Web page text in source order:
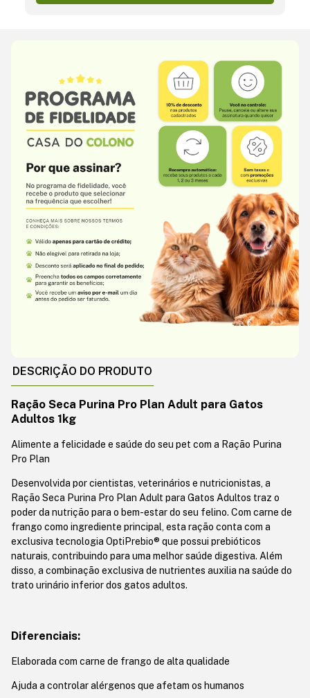
DESCRIÇÃO DO PRODUTO
Ração Seca Purina Pro Plan Adult para Gatos
Adultos 1kg
Alimente a felicidade e saúde do seu pet com a Ração Purina
Pro Plan
Desenvolvida por cientistas, veterinários e nutricionistas, a
Ração Seca Purina Pro Plan Adult para Gatos Adultos traz o
poder da nutrição para o bem-estar do seu felino. Com carne de
frango como ingrediente principal, esta ração conta com a
exclusiva tecnologia OptiPrebio® que possui prebióticos
naturais, contribuindo para uma melhor saúde digestiva. Além
disso, a combinação exclusiva de nutrientes auxilia na saúde do
trato urinário inferior dos gatos adultos.
Diferenciais:
Elaborada com carne de frango de alta qualidade
Ajuda a controlar alérgenos que afetam os humanos